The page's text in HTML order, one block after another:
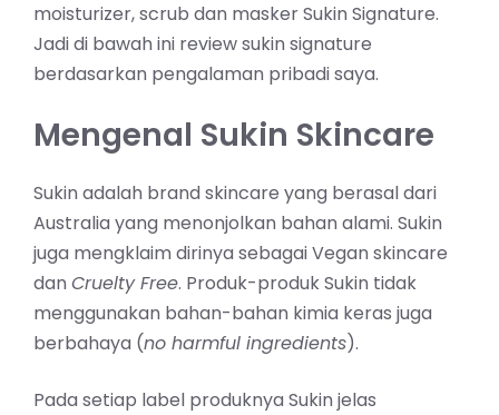
moisturizer, scrub dan masker Sukin Signature.
Jadi di bawah ini review sukin signature
berdasarkan pengalaman pribadi saya.
Mengenal Sukin Skincare
Sukin adalah brand skincare yang berasal dari
Australia yang menonjolkan bahan alami. Sukin
juga mengklaim dirinya sebagai Vegan skincare
dan Cruelty Free. Produk-produk Sukin tidak
menggunakan bahan-bahan kimia keras juga
berbahaya (no harmful ingredients).
Pada setiap label produknya Sukin jelas